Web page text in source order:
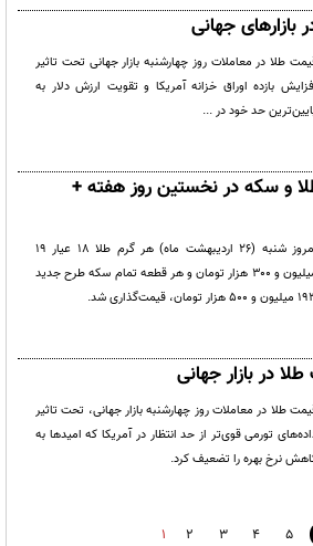
جهانی
طلا در معاملات روز چهارشنبه بازار جهانی تحت تاثیر
بازده اوراق خزانه آمریکا و تقویت ارزش دلار به
حد خود در ...
و سکه در نخستین روز هفته +
امروز شنبه (۲۶ اردیبهشت ماه) هر گرم طلا ۱۸ عیار ۱۹
میلیون و ۳۰۰ هزار تومان و هر قطعه تمام سکه طرح جدید
هزار تومان، قیمت‌گذاری شد.
در بازار جهانی
طلا در معاملات روز چهارشنبه بازار جهانی، تحت تاثیر
تورمی قوی‌تر از حد انتظار در آمریکا که امیدها به
نرخ بهره را تضعیف کرد.
1 2 3 4 5